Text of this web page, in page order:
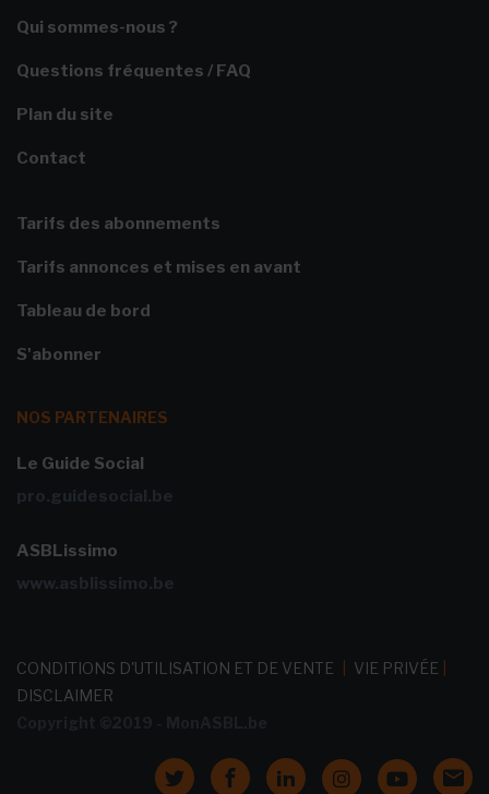
Qui sommes-nous ?
Questions fréquentes / FAQ
Plan du site
Contact
Tarifs des abonnements
Tarifs annonces et mises en avant
Tableau de bord
S'abonner
NOS PARTENAIRES
Le Guide Social
pro.guidesocial.be
ASBLissimo
www.asblissimo.be
CONDITIONS D'UTILISATION ET DE VENTE VIE PRIVÉE
DISCLAIMER